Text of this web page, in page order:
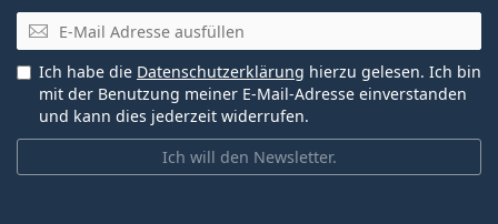
E-Mail
Ich will den Newsletter.
Ich habe die Datenschutzerklärung hierzu gelesen. Ich bin
mit der Benutzung meiner E-Mail-Adresse einverstanden
und kann dies jederzeit widerrufen.